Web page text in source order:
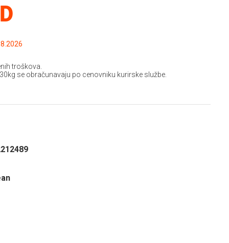
do: 15.08.2026
troškova.
se obračunavaju po cenovniku kurirske službe.